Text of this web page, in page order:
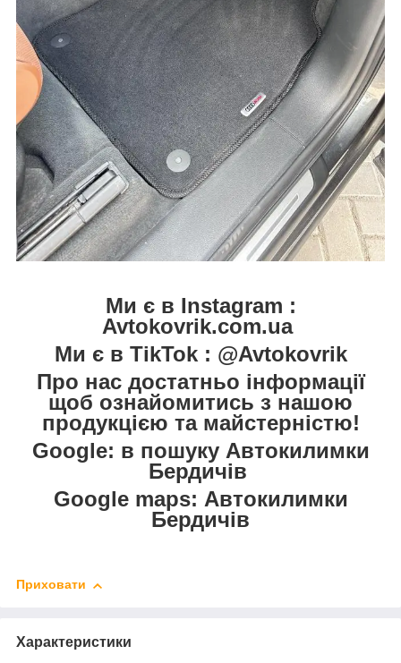
Ми є в Instagram :
Avtokovrik.com.ua
Ми є в TikTok : @Avtokovrik
Про нас достатньо інформації
щоб ознайомитись з нашою
продукцією та майстерністю!
Google: в пошуку Автокилимки
Бердичів
Google maps: Автокилимки
Бердичів
Приховати
Характеристики